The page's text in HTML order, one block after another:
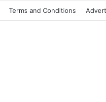
Terms and Conditions